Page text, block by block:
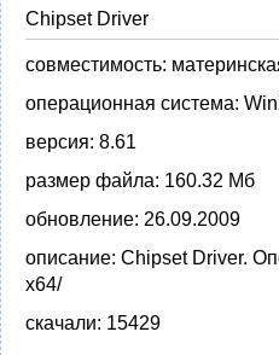
Chipset Driver
совместимость:
операционная система:
версия: 8.61
размер файла: 160.32 Мб
обновление: 26.09.2009
описание: Chipset Driver.
x64/
скачали: 15429